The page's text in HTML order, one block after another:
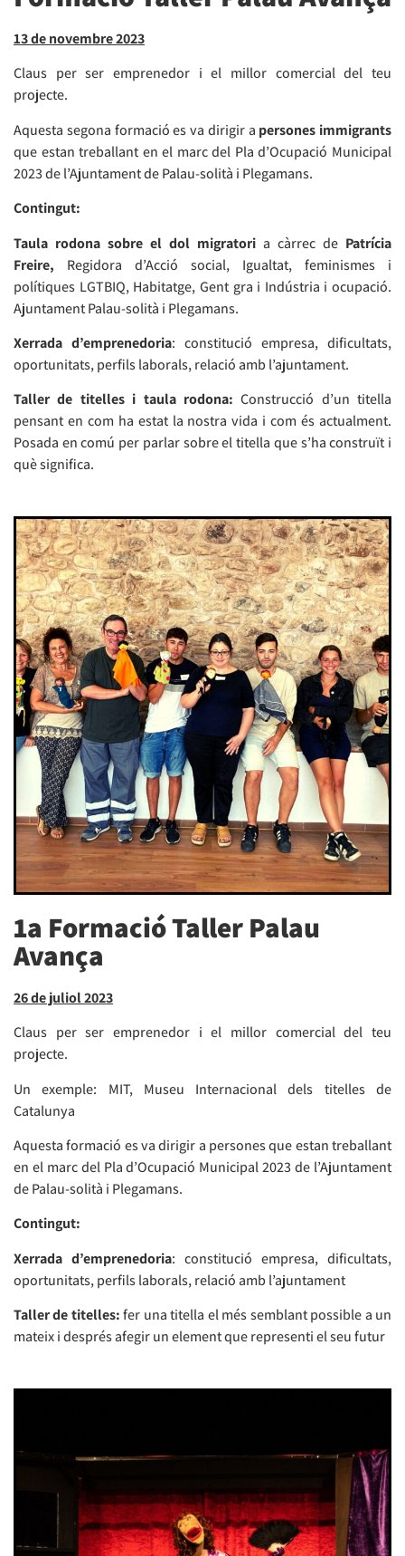
13 de novembre 2023
Claus per ser emprenedor i el millor comercial del teu
projecte.
Aquesta segona formació es va dirigir a persones immigrants
que estan treballant en el marc del Pla d’Ocupació Municipal
2023 de l’Ajuntament de Palau-solità i Plegamans.
Contingut:
Taula rodona sobre el dol migratori a càrrec de Patrícia
Freire, Regidora d’Acció social, Igualtat, feminismes i
polítiques LGTBIQ, Habitatge, Gent gra i Indústria i ocupació.
Ajuntament Palau-solità i Plegamans.
Xerrada d’emprenedoria: constitució empresa, dificultats,
oportunitats, perfils laborals, relació amb l’ajuntament.
Taller de titelles i taula rodona: Construcció d’un titella
pensant en com ha estat la nostra vida i com és actualment.
Posada en comú per parlar sobre el titella que s’ha construït i
què significa.
1a Formació Taller Palau
Avança
26 de juliol 2023
Claus per ser emprenedor i el millor comercial del teu
projecte.
Un exemple: MIT, Museu Internacional dels titelles de
Catalunya
Aquesta formació es va dirigir a persones que estan treballant
en el marc del Pla d’Ocupació Municipal 2023 de l’Ajuntament
de Palau-solità i Plegamans.
Contingut:
Xerrada d’emprenedoria: constitució empresa, dificultats,
oportunitats, perfils laborals, relació amb l’ajuntament
Taller de titelles:fer una titella el més semblant possible a un
mateix i després afegir un element que representi el seu futur